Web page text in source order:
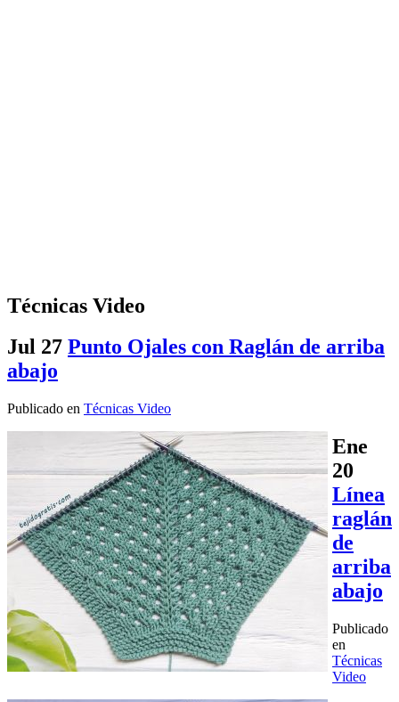
Técnicas Video
Jul 27 Punto Ojales con Raglán de arriba
abajo
Publicado en Técnicas Video
Ene
20
Línea
raglán
de
arriba
abajo
Publicado
en
Técnicas
Video